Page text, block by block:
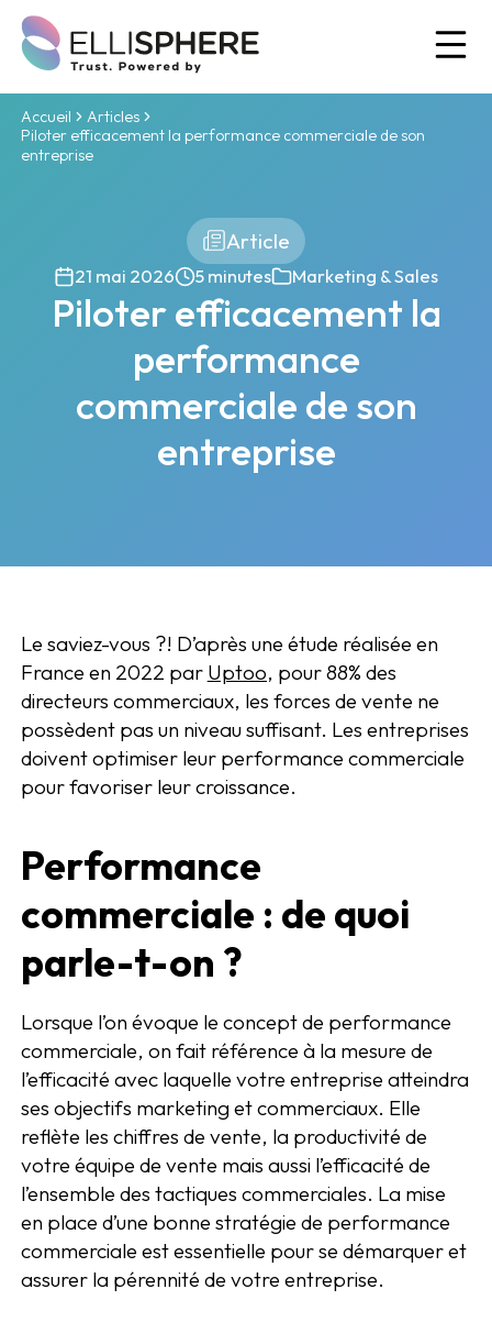
Accueil
Articles
Piloter efficacement la performance commerciale de son
entreprise
Article
21 mai 2026 5 minutes Marketing & Sales
Piloter efficacement la
performance
commerciale de son
entreprise
Le saviez-vous ?! D’après une étude réalisée en
France en 2022 par Uptoo, pour 88% des
directeurs commerciaux, les forces de vente ne
possèdent pas un niveau suffisant. Les entreprises
doivent optimiser leur performance commerciale
pour favoriser leur croissance.
Performance
commerciale : de quoi
parle-t-on ?
Lorsque l’on évoque le concept de performance
commerciale, on fait référence à la mesure de
l’efficacité avec laquelle votre entreprise atteindra
ses objectifs marketing et commerciaux. Elle
reflète les chiffres de vente, la productivité de
votre équipe de vente mais aussi l’efficacité de
l’ensemble des tactiques commerciales. La mise
en place d’une bonne stratégie de performance
commerciale est essentielle pour se démarquer et
assurer la pérennité de votre entreprise.